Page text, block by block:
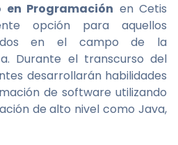
en Programación en Cetis
opción para aquellos
en el campo de la
Durante el transcurso del
desarrollarán habilidades
de software utilizando
de alto nivel como Java,